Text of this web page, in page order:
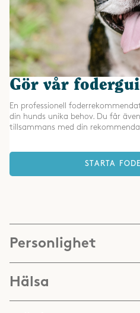
Gör vår
En professionell
din hunds unika behov. Du får även
tillsammans med din
STARTA
Personlighet
Hälsa